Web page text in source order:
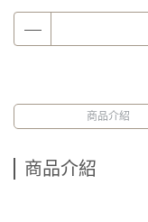
商品介紹
商品介紹